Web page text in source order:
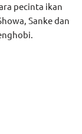
pecinta ikan
Sanke dan